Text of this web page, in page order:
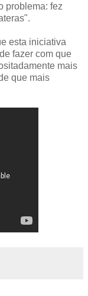
problema: fez
esta iniciativa
fazer com que
mais
que mais